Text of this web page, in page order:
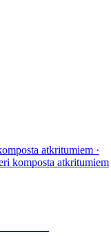
atkritumiem ·
komposta atkritumiem